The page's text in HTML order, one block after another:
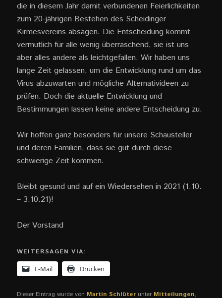
die in diesem Jahr damit verbundenen Feierlichkeiten
zum 20-jährigen Bestehen des Scheidinger
Kirmesvereins absagen. Die Entscheidung kommt
vermutlich für alle wenig überraschend, sie ist uns
aber alles andere als leichtgefallen. Wir haben uns
lange Zeit gelassen, um die Entwicklung rund um das
Virus abzuwarten und mögliche Alternativideen zu
prüfen. Doch die aktuelle Entwicklung und
Bestimmungen lassen keine andere Entscheidung zu.
Wir hoffen ganz besonders für unsere Schausteller
und deren Familien, dass sie gut durch diese
schwierige Zeit kommen.
Bleibt gesund und auf ein Wiedersehen in 2021 (1.10.
– 3.10.21)!
Der Vorstand
WEITERSAGEN VIA:
E-Mail Drucken
Dieser Eintrag wurde von Martin Schlüter unter Mitteilungen,